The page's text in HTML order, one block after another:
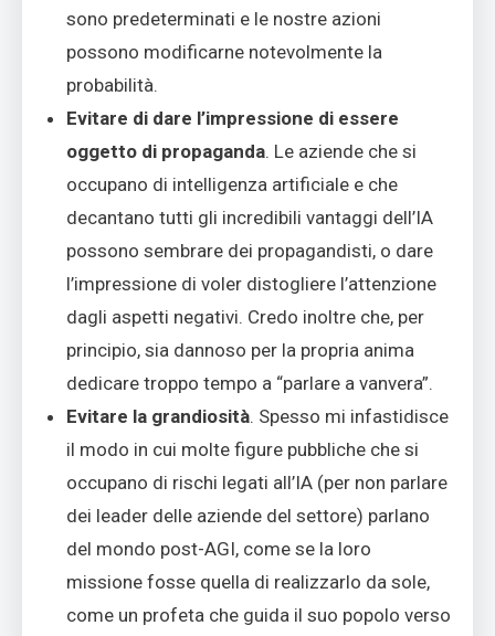
sono predeterminati e le nostre azioni
possono modificarne notevolmente la
probabilità.
Evitare di dare l’impressione di essere
oggetto di propaganda. Le aziende che si
occupano di intelligenza artificiale e che
decantano tutti gli incredibili vantaggi dell’IA
possono sembrare dei propagandisti, o dare
l’impressione di voler distogliere l’attenzione
dagli aspetti negativi. Credo inoltre che, per
principio, sia dannoso per la propria anima
dedicare troppo tempo a “parlare a vanvera”.
Evitare la grandiosità. Spesso mi infastidisce
il modo in cui molte figure pubbliche che si
occupano di rischi legati all’IA (per non parlare
dei leader delle aziende del settore) parlano
del mondo post-AGI, come se la loro
missione fosse quella di realizzarlo da sole,
come un profeta che guida il suo popolo verso